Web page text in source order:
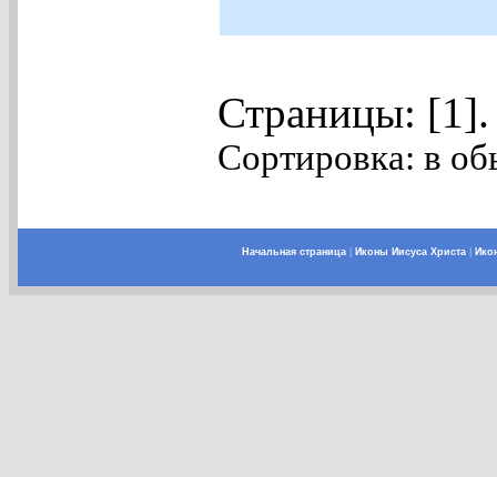
Страницы:
Сортировка: в
Начальная страница| Иконы Иисуса Христа|